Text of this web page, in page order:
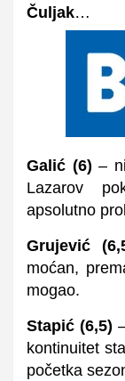
Čuljak…
Galić (6) –
Lazarov
apsolutno
Grujević (
moćan,
mogao.
Stapić (6,5)
kontinuitet
početka